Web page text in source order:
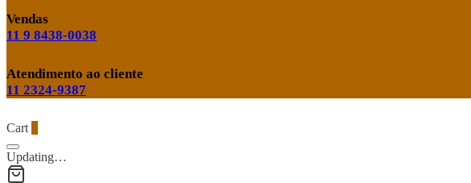
Vendas
11 9 8438-0038
Atendimento ao cliente
11 2324-9387
Cart
Updating…